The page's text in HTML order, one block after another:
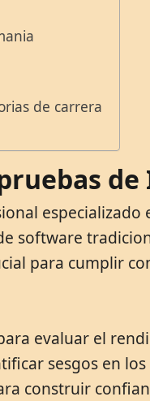
de carrera
de
software
para cumplir
evaluar el
sesgos en
construir